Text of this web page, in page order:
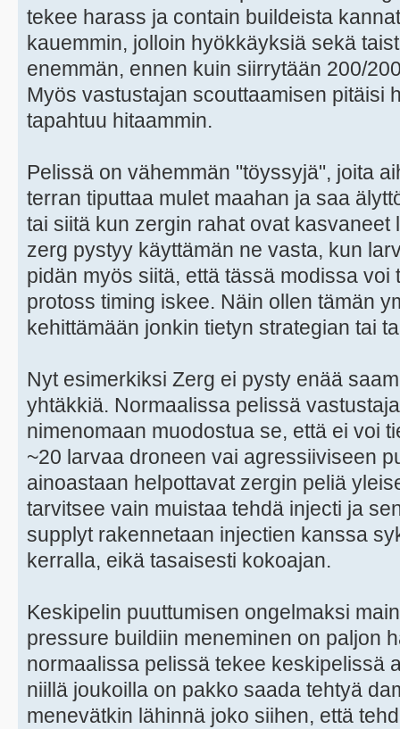
tekee harass ja contain buildeista
kauemmin, jolloin hyökkäyksiä sekä
enemmän, ennen kuin siirrytään 200/
Myös vastustajan scouttaamisen pitäisi
tapahtuu hitaammin.
Pelissä on vähemmän "töyssyjä", joita
terran tiputtaa mulet maahan ja saa
tai siitä kun zergin rahat ovat kasvaneet
zerg pystyy käyttämän ne vasta, kun
pidän myös siitä, että tässä modissa
protoss timing iskee. Näin ollen tämän
kehittämään jonkin tietyn strategian tai
Nyt esimerkiksi Zerg ei pysty enää
yhtäkkiä. Normaalissa pelissä
nimenomaan muodostua se, että ei voi
~20 larvaa droneen vai agressiiviseen
ainoastaan helpottavat zergin peliä
tarvitsee vain muistaa tehdä injecti ja
supplyt rakennetaan injectien kanssa
kerralla, eikä tasaisesti kokoajan.
Keskipelin puuttumisen ongelmaksi
pressure buildiin meneminen on paljon
normaalissa pelissä tekee keskipelissä
niillä joukoilla on pakko saada tehtyä
menevätkin lähinnä joko siihen, että